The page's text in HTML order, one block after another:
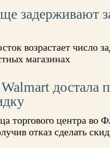
задерживают
возрастает число
магазинах
достала
торгового центра во
отказ сделать